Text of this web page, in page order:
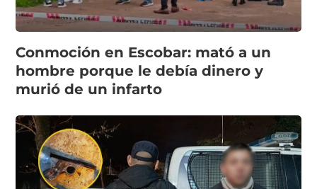
Conmoción en Escobar: mató a un
hombre porque le debía dinero y
murió de un infarto